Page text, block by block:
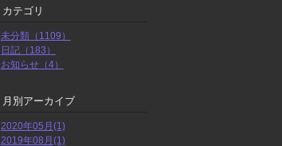
カテゴリ
未分類（1109）
日記（183）
お知らせ（4）
月別アーカイブ
2020年05月(1)
2019年08月(1)